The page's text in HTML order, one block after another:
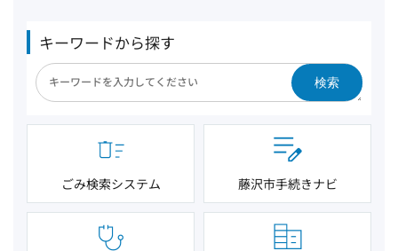
キーワードから探す
検索
ごみ検索システム 藤沢市手続きナビ